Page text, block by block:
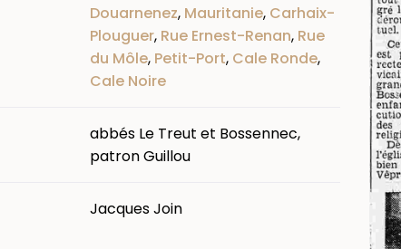
Douarnenez, Mauritanie, Carhaix-
Plouguer, Rue Ernest-Renan, Rue
du Môle, Petit-Port, Cale Ronde,
Cale Noire
abbés Le Treut et Bossennec,
patron Guillou
Jacques Join